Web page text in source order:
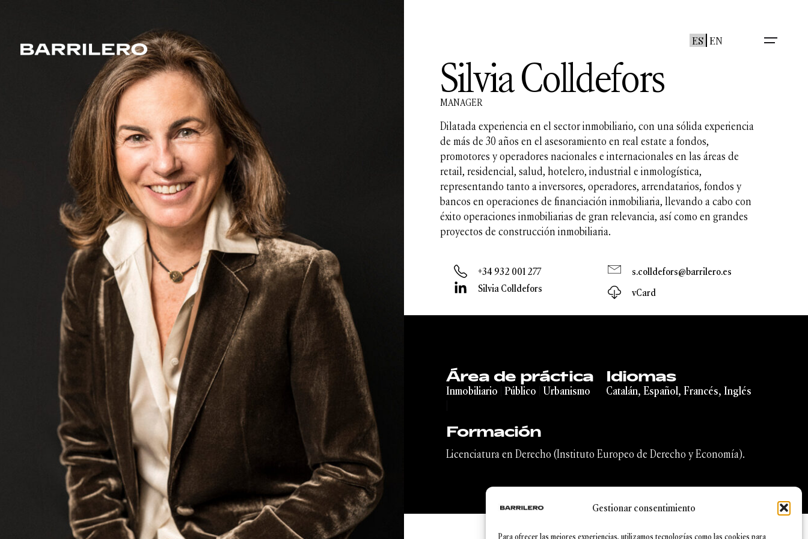
Gestionar consentimiento
Para ofrecer las mejores experiencias, utilizamos tecnologías como las cookies para
ES EN
Silvia Colldefors
MANAGER
Dilatada experiencia en el sector inmobiliario, con una sólida experiencia
de más de 30 años en el asesoramiento en real estate a fondos,
promotores y operadores nacionales e internacionales en las áreas de
retail, residencial, salud, hotelero, industrial e inmologística,
representando tanto a inversores, operadores, arrendatarios, fondos y
bancos en operaciones de financiación inmobiliaria, llevando a cabo con
éxito operaciones inmobiliarias de gran relevancia, así como en grandes
proyectos de construcción inmobiliaria.
+34 932 001 277
Silvia Colldefors
s.colldefors@barrilero.es
vCard
Área de práctica
Inmobiliario Público Urbanismo
Idiomas
Catalán, Español, Francés, Inglés
Formación
Licenciatura en Derecho (Instituto Europeo de Derecho y Economía).